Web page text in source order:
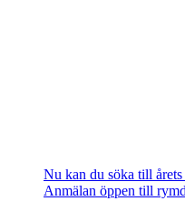
Nu kan du söka till
Anmälan öppen till